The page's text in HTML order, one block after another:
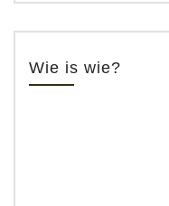
Wie is wie?